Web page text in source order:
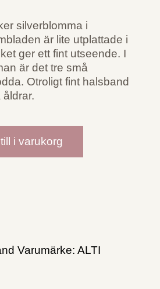
silverblomma i
är lite utplattade i
ger ett fint utseende. I
är det tre små
Otroligt fint halsband
i varukorg
Varumärke: ALTI